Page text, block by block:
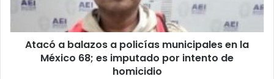
México
Atacó a balazos a policías municipales en la
México 68; es imputado por intento de
homicidio